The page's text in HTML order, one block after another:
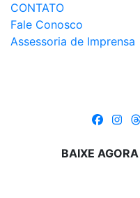
CONTATO
Fale Conosco
Assessoria de Imprensa
BAIXE